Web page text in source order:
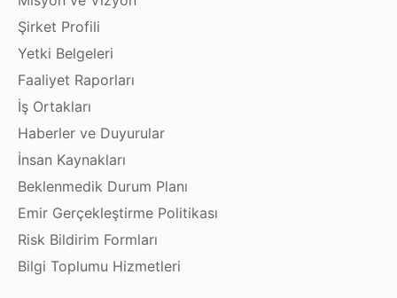
Şirket Profili
Yetki Belgeleri
Faaliyet Raporları
İş Ortakları
Haberler ve Duyurular
İnsan Kaynakları
Beklenmedik Durum Planı
Emir Gerçekleştirme Politikası
Risk Bildirim Formları
Bilgi Toplumu Hizmetleri